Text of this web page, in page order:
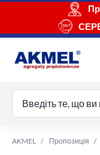
кошик
Введіть те, що
AKMEL Пропозиція